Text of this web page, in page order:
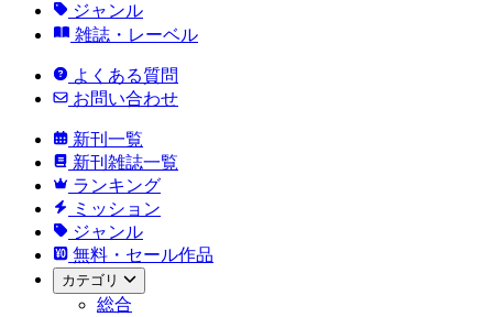
ジャンル
雑誌・レーベル
よくある質問
お問い合わせ
新刊一覧
新刊雑誌一覧
ランキング
ミッション
ジャンル
無料・セール作品
カテゴリ
総合